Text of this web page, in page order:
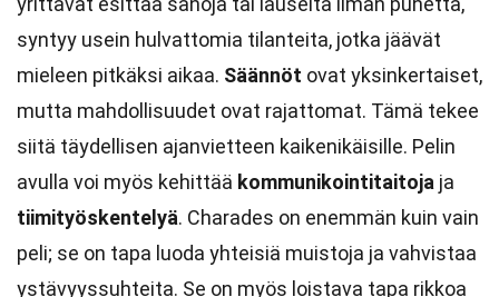
syntyy usein hulvattomia tilanteita, jotka jäävät
mieleen pitkäksi aikaa. Säännöt ovat yksinkertaiset,
mutta mahdollisuudet ovat rajattomat. Tämä tekee
siitä täydellisen ajanvietteen kaikenikäisille. Pelin
avulla voi myös kehittää kommunikointitaitoja ja
tiimityöskentelyä. Charades on enemmän kuin vain
peli; se on tapa luoda yhteisiä muistoja ja vahvistaa
ystävyyssuhteita. Se on myös loistava tapa rikkoa